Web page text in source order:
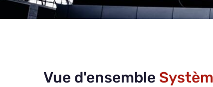
Vue d'ensemble